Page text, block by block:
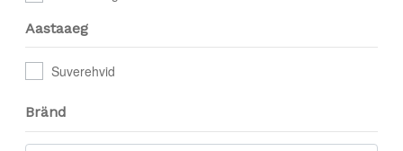
Aastaaeg
Suverehvid
Bränd